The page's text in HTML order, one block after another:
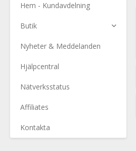
Hem - Kundavdelning
Butik
Nyheter & Meddelanden
Hjälpcentral
Nätverksstatus
Affiliates
Kontakta